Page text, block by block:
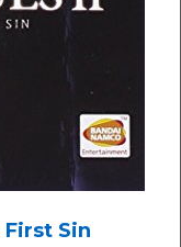
First Sin